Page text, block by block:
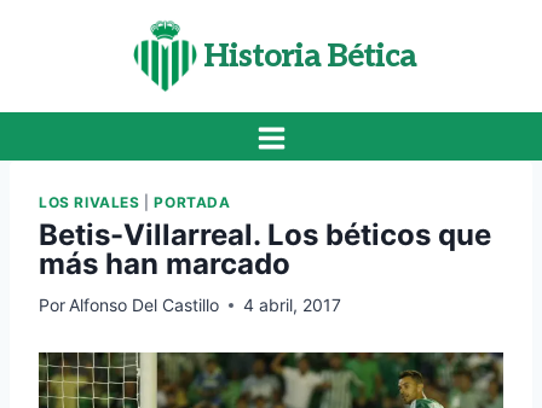
Historia Bética
LOS RIVALES |PORTADA
Betis-Villarreal. Los béticos que
más han marcado
Por Alfonso Del Castillo 4 abril, 2017